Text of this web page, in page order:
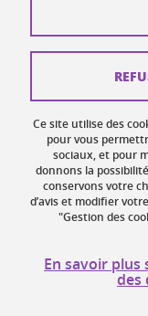
Plan du site web
Gestion des
Accessibilité :
Ce site utilise des
pour vous
sociaux, et pour
donnons la
conservons votre
d’avis et modifier
"Gestion des
En savoir
des